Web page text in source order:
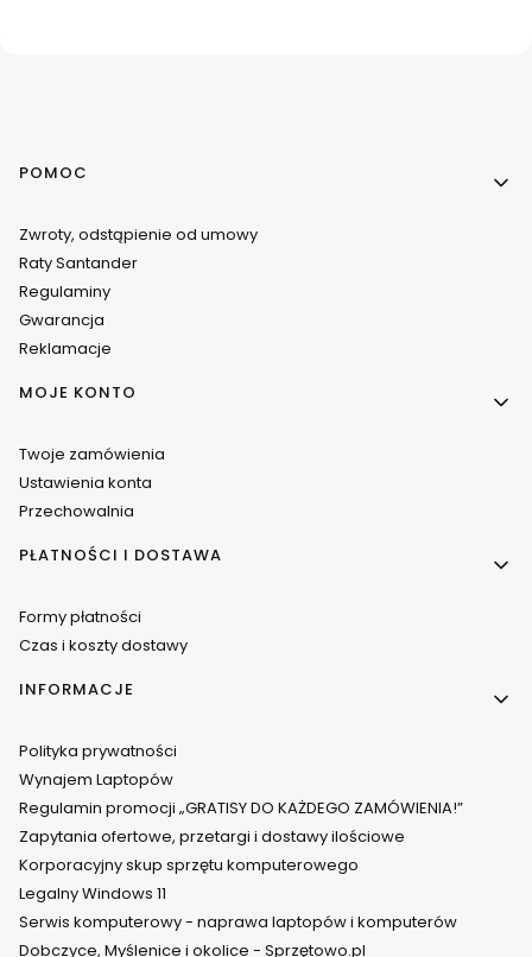
Linki w stopce
POMOC
Zwroty, odstąpienie od umowy
Raty Santander
Regulaminy
Gwarancja
Reklamacje
MOJE KONTO
Twoje zamówienia
Ustawienia konta
Przechowalnia
PŁATNOŚCI I DOSTAWA
Formy płatności
Czas i koszty dostawy
INFORMACJE
Polityka prywatności
Wynajem Laptopów
Regulamin promocji „GRATISY DO KAŻDEGO ZAMÓWIENIA!”
Zapytania ofertowe, przetargi i dostawy ilościowe
Korporacyjny skup sprzętu komputerowego
Legalny Windows 11
Serwis komputerowy - naprawa laptopów i komputerów
Dobczyce, Myślenice i okolice - Sprzętowo.pl